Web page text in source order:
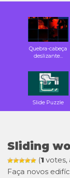
Quebra-cabeça
deslizante...
Slide Puzzle
Sliding
(1 votes,
Faça novos